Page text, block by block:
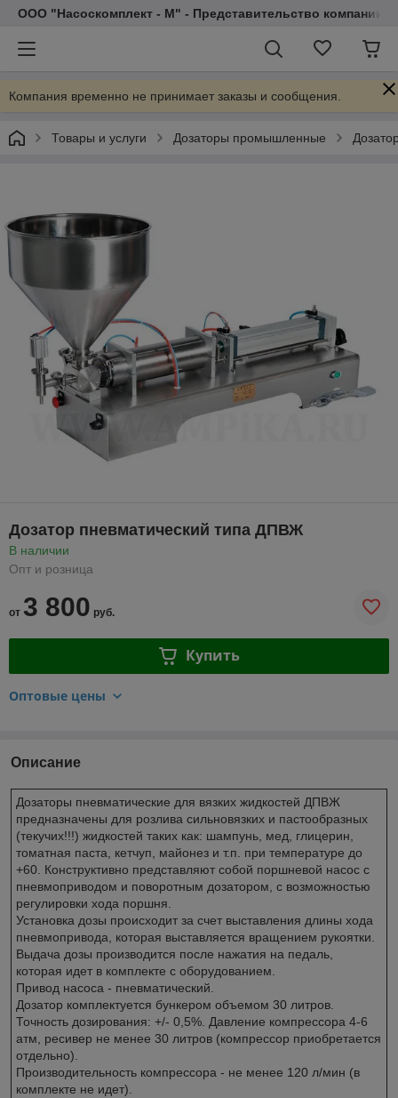
ООО "Насоскомплект - М" - Представительство компании
Компания временно не принимает заказы и сообщения.
Товары и услуги Дозаторы промышленные
Дозатор пневматический типа ДПВЖ
В наличии
Опт и розница
от 3 800 руб.
Купить
Оптовые цены
Описание
Дозаторы пневматические для вязких жидкостей ДПВЖ
предназначены для розлива сильновязких и пастообразных
(текучих!!!) жидкостей таких как: шампунь, мед, глицерин,
томатная паста, кетчуп, майонез и т.п. при температуре до
+60. Конструктивно представляют собой поршневой насос с
пневмоприводом и поворотным дозатором, с возможностью
регулировки хода поршня.
Установка дозы происходит за счет выставления длины хода
пневмопривода, которая выставляется вращением рукоятки.
Выдача дозы производится после нажатия на педаль,
которая идет в комплекте с оборудованием.
Привод насоса - пневматический.
Дозатор комплектуется бункером объемом 30 литров.
Точность дозирования: +/- 0,5%. Давление компрессора 4-6
атм, ресивер не менее 30 литров (компрессор приобретается
отдельно).
Производительность компрессора - не менее 120 л/мин (в
комплекте не идет).